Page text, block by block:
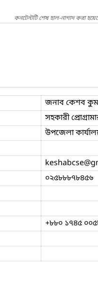
কনটেন্টটি শেষ হাল-নাগাদ করা
জনাব কেশব
সহকারী
উপজেলা
keshabcse
০২৫৮৮৮৭৮৪৫৬
+৮৮০ ১৭৪৫